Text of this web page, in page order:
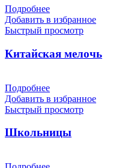
Подробнее
Добавить в избранное
Быстрый просмотр
Китайская мелочь
Подробнее
Добавить в избранное
Быстрый просмотр
Школьницы